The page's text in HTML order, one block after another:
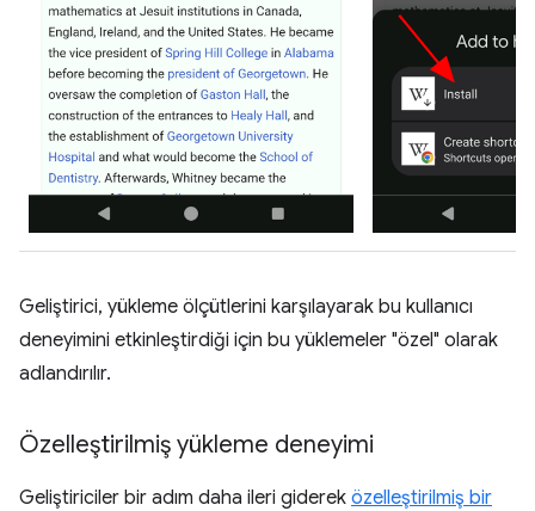
Geliştirici, yükleme ölçütlerini karşılayarak bu kullanıcı
deneyimini etkinleştirdiği için bu yüklemeler "özel" olarak
adlandırılır.
Özelleştirilmiş yükleme deneyimi
Geliştiriciler bir adım daha ileri giderek özelleştirilmiş bir